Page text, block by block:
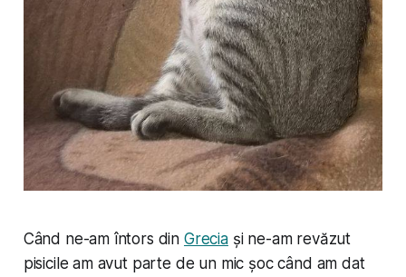
Când ne-am întors din Greciași ne-am revăzut
pisicile am avut parte de un mic șoc când am dat